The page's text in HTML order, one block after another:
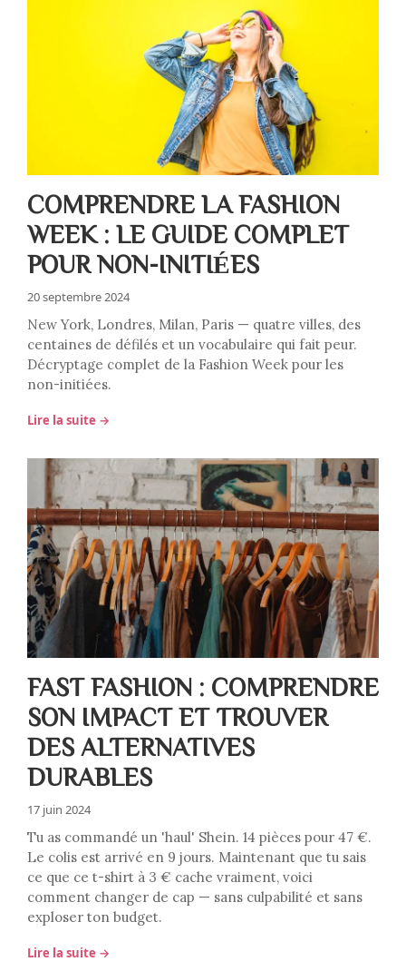
COMPRENDRE LA FASHION
WEEK : LE GUIDE COMPLET
POUR NON-INITIÉES
20 septembre 2024
New York, Londres, Milan, Paris — quatre villes, des
centaines de défilés et un vocabulaire qui fait peur.
Décryptage complet de la Fashion Week pour les
non-initiées.
Lire la suite →
FAST FASHION : COMPRENDRE
SON IMPACT ET TROUVER
DES ALTERNATIVES
DURABLES
17 juin 2024
Tu as commandé un 'haul' Shein. 14 pièces pour 47 €.
Le colis est arrivé en 9 jours. Maintenant que tu sais
ce que ce t-shirt à 3 € cache vraiment, voici
comment changer de cap — sans culpabilité et sans
exploser ton budget.
Lire la suite →